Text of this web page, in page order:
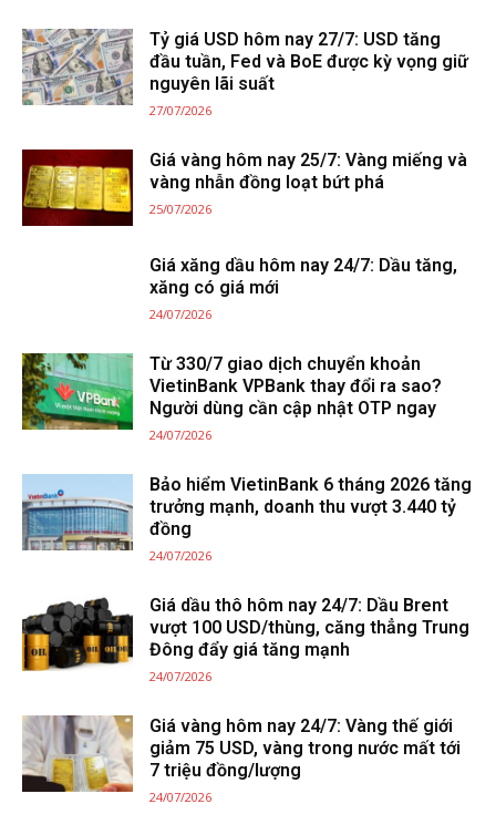
Tỷ giá USD hôm nay 27/7: USD tăng
đầu tuần, Fed và BoE được kỳ vọng giữ
nguyên lãi suất
27/07/2026
Giá vàng hôm nay 25/7: Vàng miếng và
vàng nhẫn đồng loạt bứt phá
25/07/2026
Giá xăng dầu hôm nay 24/7: Dầu tăng,
xăng có giá mới
24/07/2026
Từ 330/7 giao dịch chuyển khoản
VietinBank VPBank thay đổi ra sao?
Người dùng cần cập nhật OTP ngay
24/07/2026
Bảo hiểm VietinBank 6 tháng 2026 tăng
trưởng mạnh, doanh thu vượt 3.440 tỷ
đồng
24/07/2026
Giá dầu thô hôm nay 24/7: Dầu Brent
vượt 100 USD/thùng, căng thẳng Trung
Đông đẩy giá tăng mạnh
24/07/2026
Giá vàng hôm nay 24/7: Vàng thế giới
giảm 75 USD, vàng trong nước mất tới
7 triệu đồng/lượng
24/07/2026